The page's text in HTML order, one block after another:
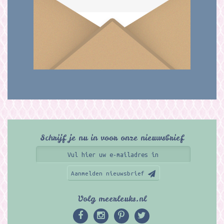
Schrijf je nu in voor onze nieuwsbrief
Aanmelden nieuwsbrief
Volg meerleuks.nl